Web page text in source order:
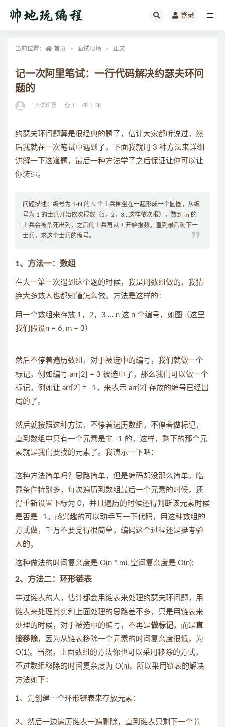
登录
当前位置： 首页 面试现场 正文
记一次阿里笔试：一行代码解决约瑟夫环问
题的
面试现场 1 1.5K
约瑟夫环问题算是很经典的题了，估计大家都听说过，然
后我就在一次笔试中遇到了，下面我就用 3 种方法来详细
讲解一下这道题，最后一种方法学了之后保证让你可以让
你装逼。
问题描述：编号为 1-N 的 N 个士兵围坐在一起形成一个圆圈，从编
号为 1 的士兵开始依次报数（1，2，3…这样依次报），数到 m 的
士兵会被杀死出列，之后的士兵再从 1 开始报数。直到最后剩下一
士兵，求这个士兵的编号。
1、方法一：数组
在大一第一次遇到这个题的时候，我是用数组做的，我猜
绝大多数人也都知道怎么做。方法是这样的：
用一个数组来存放 1，2，3 … n 这 n 个编号，如图（这里
我们假设n = 6, m = 3）
然后不停着遍历数组，对于被选中的编号，我们就做一个
标记，例如编号 arr[2] = 3 被选中了，那么我们可以做一个
标记，例如让 arr[2] = -1，来表示 arr[2] 存放的编号已经出
局的了。
然后就按照这种方法，不停着遍历数组，不停着做标记，
直到数组中只有一个元素是非 -1 的，这样，剩下的那个元
素就是我们要找的元素了。我演示一下吧：
这种方法简单吗？思路简单，但是编码却没那么简单，临
界条件特别多，每次遍历到数组最后一个元素的时候，还
得重新设置下标为 0，并且遍历的时候还得判断该元素时候
是否是 -1。感兴趣的可以动手写一下代码，用这种数组的
方式做，千万不要觉得很简单，编码这个过程还是挺考验
人的。
这种做法的时间复杂度是 O(n * m), 空间复杂度是 O(n);
2、方法二：环形链表
学过链表的人，估计都会用链表来处理约瑟夫环问题，用
链表来处理其实和上面处理的思路差不多，只是用链表来
处理的时候，对于被选中的编号，不再是做标记，而是直
接移除，因为从链表移除一个元素的时间复杂度很低，为
O(1)。当然，上面数组的方法你也可以采用移除的方式，
不过数组移除的时间复杂度为 O(n)。所以采用链表的解决
方法如下：
1、先创建一个环形链表来存放元素：
2、然后一边遍历链表一遍删除，直到链表只剩下一个节